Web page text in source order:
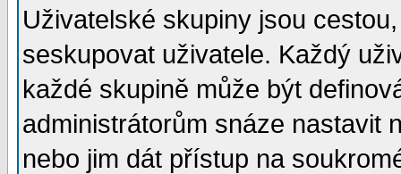
Uživatelské skupiny jsou
seskupovat uživatele. Každý
každé skupině může být
administrátorům snáze nastavit
nebo jim dát přístup na